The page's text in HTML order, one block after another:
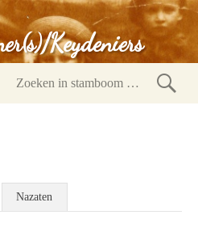
Keydeniers
Nazaten